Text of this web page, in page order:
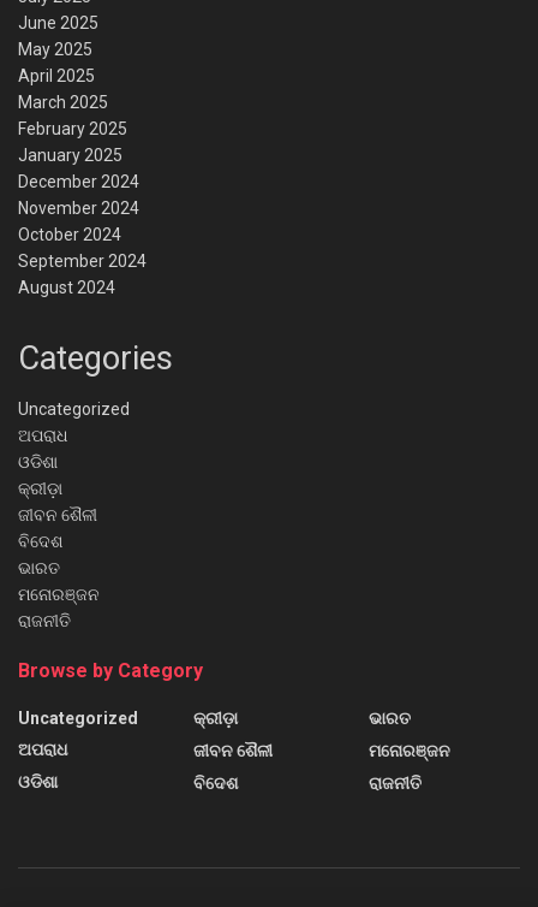
June 2025
May 2025
April 2025
March 2025
February 2025
January 2025
December 2024
November 2024
October 2024
September 2024
August 2024
Categories
Uncategorized
ଅପରାଧ
ଓଡିଶା
କ୍ରୀଡ଼ା
ଜୀବନ ଶୈଳୀ
ବିଦେଶ
ଭାରତ
ମନୋରଞ୍ଜନ
ରାଜନୀତି
Browse by Category
Uncategorized
ଅପରାଧ
ଓଡିଶା
କ୍ରୀଡ଼ା
ଜୀବନ ଶୈଳୀ
ବିଦେଶ
ଭାରତ
ମନୋରଞ୍ଜନ
ରାଜନୀତି